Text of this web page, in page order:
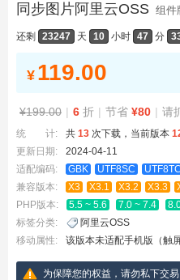
同步图片阿里云OSS 组件
还剩 23247 天 10 小时 47 分
¥ 119.00
¥199.00 | 6 折 | 节省 ¥80 | 请
统 计: 共 13 次下载，当前版本
更新日期:
2024-04-11
适配编码:
GBK UTF8SC UTF8TC
兼容版本:
X3 X3.1 X3.2 X3.3
PHP版本:
5.5 ~ 5.6 7.0 ~ 7.4
标签分类:
阿里云OSS
移动属性:
该版本未适配手机版（触屏
为保障您的权益，请勿私下交